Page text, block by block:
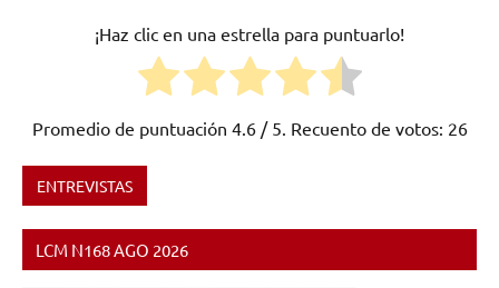
¡Haz clic en una estrella para puntuarlo!
Promedio de puntuación 4.6/ 5. Recuento de votos: 26
Etiquetado
Extremadura ,
Flamenco,
ENTREVISTAS
LCM N168 AGO 2026